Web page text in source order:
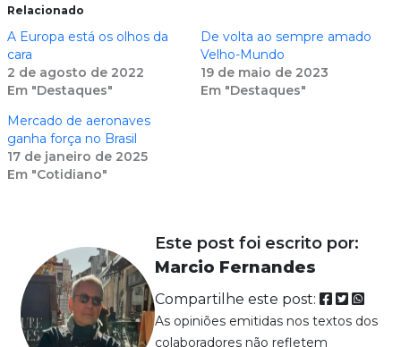
Relacionado
A Europa está os olhos da
cara
2 de agosto de 2022
Em "Destaques"
De volta ao sempre amado
Velho-Mundo
19 de maio de 2023
Em "Destaques"
Mercado de aeronaves
ganha força no Brasil
17 de janeiro de 2025
Em "Cotidiano"
Este post foi escrito por:
Marcio Fernandes
Compartilhe este post:
As opiniões emitidas nos textos dos
colaboradores não refletem